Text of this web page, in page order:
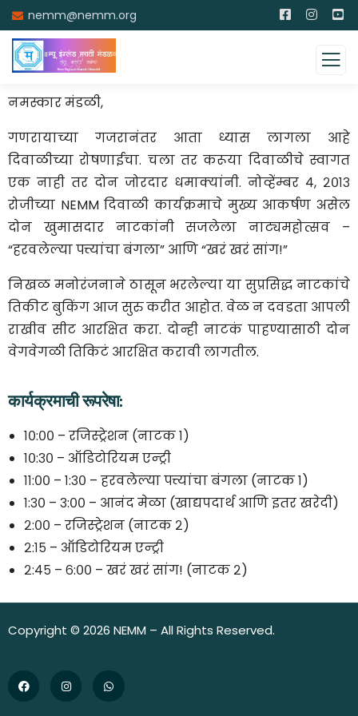
nemm@nemm.org
नमस्कार मंडळी,
गणरायाच्या गजरानंतर आता ध्यास लागला आहे
दिवाळीच्या रोषणाईचा. चला तर करूया दिवाळीचे स्वागत
एक नाही तर दोन जोरदार धमाक्यांनी. नोव्हेंम्बर ४, २०१३
रोजीच्या NEMM दिवाळी कार्यक्रमाचे मुख्य आकर्षण असेल
दोन खुमासदार नाटकांनी सजलेला नाट्यमहोत्सव –
“हरवलेल्या पत्त्यांचा बंगला” आणि “खरं खरं सांग!”
निखळ मनोरंजनाने ठासून भरलेल्या या सुप्रसिद्ध नाटकांचे
तिकीट बुकिंग आज सुरु करीत आहोत. वेळ न दवडता आपली
राखीव सीट आरक्षित करा. दोन्ही नाटकं पाहण्यासाठी दोन
वेगवेगळी तिकिटं आरक्षित करावी लागतील.
कार्यक्रमाची रूपरेषा:
१०:०० – रजिस्ट्रेशन (नाटक १)
१०:३० – ऑडिटोरियम एन्ट्री
११:०० – १:३० – हरवलेल्या पत्त्यांचा बंगला (नाटक १)
१:३० – ३:०० – आनंद मेळा (खाद्यपदार्थ आणि इतर खरेदी)
२:०० – रजिस्ट्रेशन (नाटक २)
२:१५ – ऑडिटोरियम एन्ट्री
२:४५ – ६:०० – खरं खरं सांग! (नाटक २)
Copyright © 2026 NEMM – All Rights Reserved.